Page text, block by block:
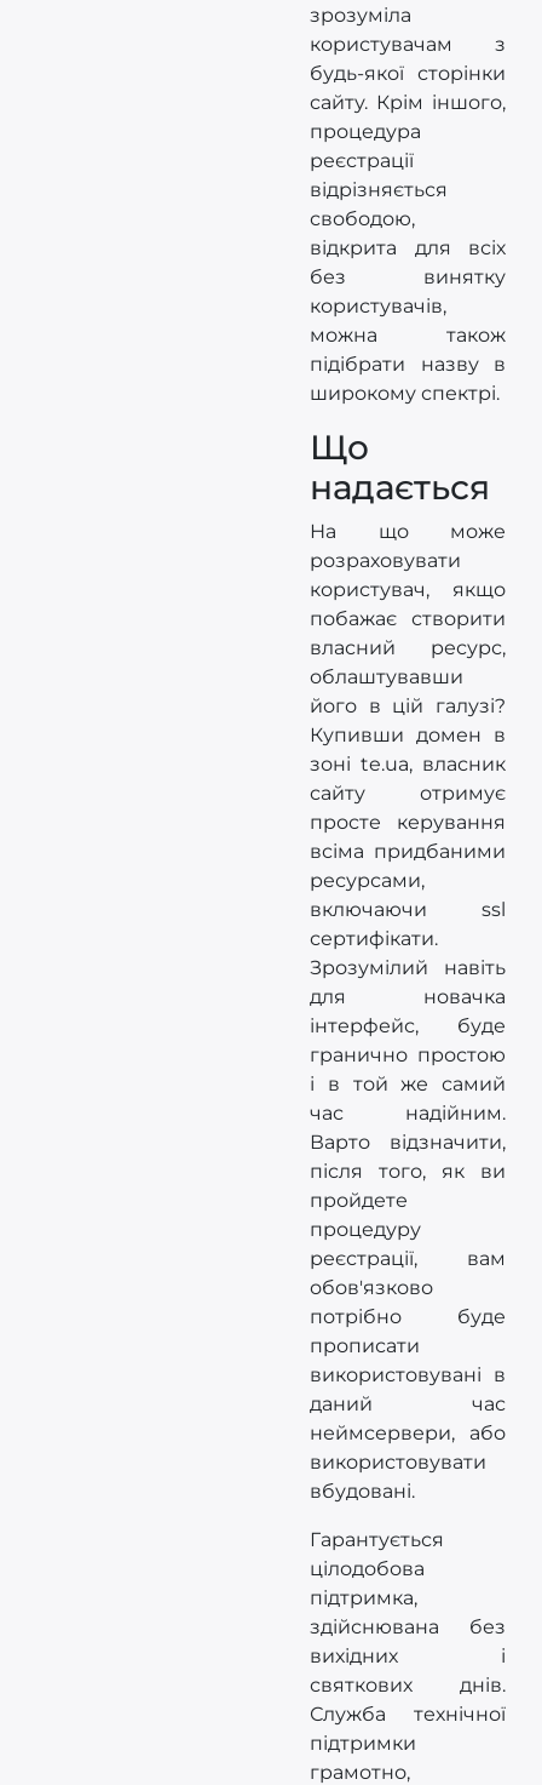
зрозуміла
користувачам з
будь-якої сторінки
сайту. Крім іншого,
процедура
реєстрації
відрізняється
свободою,
відкрита для всіх
без винятку
користувачів,
можна також
підібрати назву в
широкому спектрі.
Що
надається
На що може
розраховувати
користувач, якщо
побажає створити
власний ресурс,
облаштувавши
його в цій галузі?
Купивши домен в
зоні te.ua, власник
сайту отримує
просте керування
всіма придбаними
ресурсами,
включаючи ssl
сертифікати.
Зрозумілий навіть
для новачка
інтерфейс, буде
гранично простою
і в той же самий
час надійним.
Варто відзначити,
після того, як ви
пройдете
процедуру
реєстрації, вам
обов'язково
потрібно буде
прописати
використовувані в
даний час
неймсервери, або
використовувати
вбудовані.
Гарантується
цілодобова
підтримка,
здійснювана без
вихідних і
святкових днів.
Служба технічної
підтримки
грамотно,